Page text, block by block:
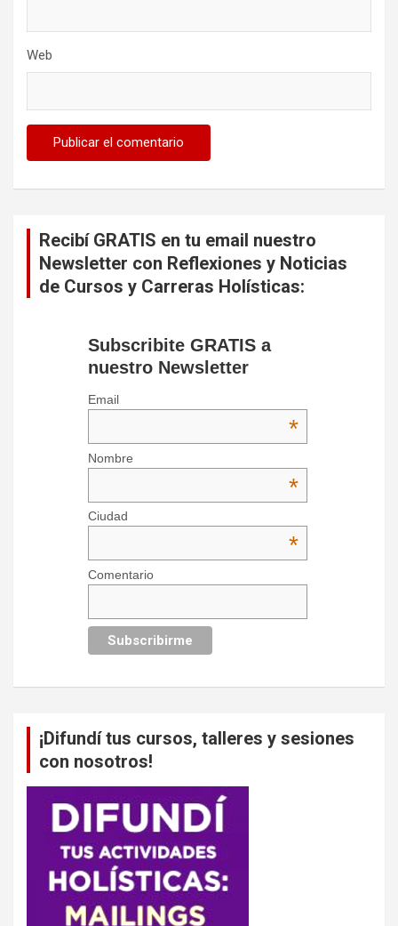
Web
Recibí GRATIS en tu email nuestro
Newsletter con Reflexiones y Noticias
de Cursos y Carreras Holísticas:
Subscribite GRATIS a
nuestro Newsletter
Email
*
Nombre
*
Ciudad
*
Comentario
¡Difundí tus cursos, talleres y sesiones
con nosotros!